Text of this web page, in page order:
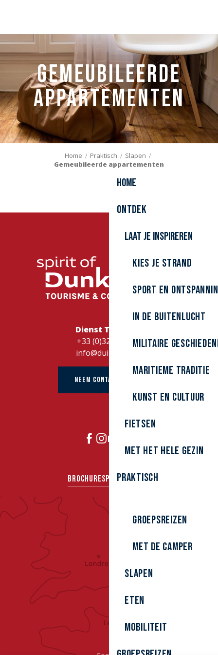
principal
Home
Ontdek
Laat je inspireren
Kies je strand
Sport en
In de buitenlucht
Militaire
Maritieme traditie
kunst en cultuur
Fietsen
Met het hele gezin
Praktisch
Groepsreizen
Met de camper
Slapen
Eten
Mobiliteit
Gemeubileerde
appartementen
Home Praktisch
Slapen
Gemeubileerde appartementen
La Méridienne des Dunes
Au Bon Repos
Résidence Le Petit Golf
La Longère - Côté Zen
Dienst Toerisme
+33 (0)328262728
info@duinkerke.fr
NEEM CONTACT OP MET
DOE MEE
BROCHURESPERSGROEPEN